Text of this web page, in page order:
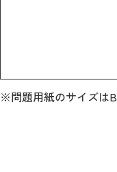
※問題用紙のサイズは